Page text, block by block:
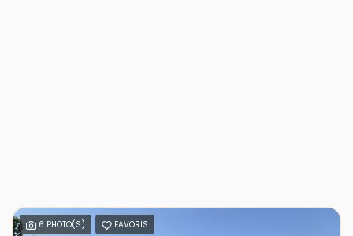
6 PHOTO(S) FAVORIS